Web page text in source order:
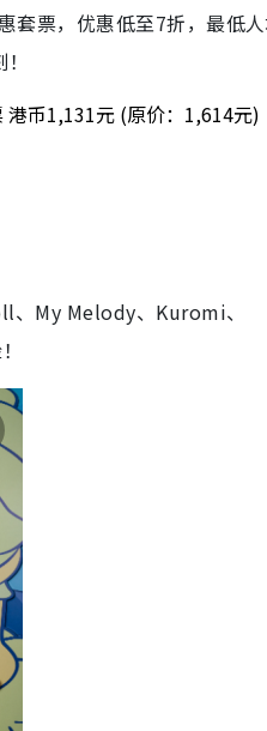
套票，优惠低至7折，最低
币1,131元 (原价：1,614元)
My Melody、Kuromi、